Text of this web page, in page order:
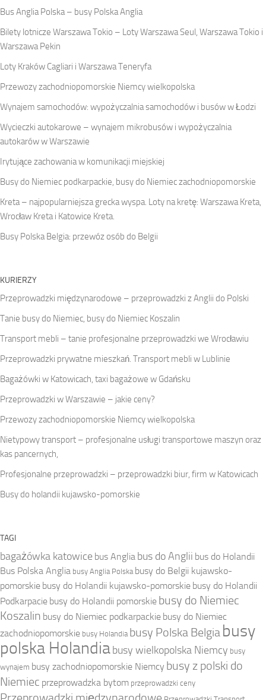
Bus Anglia Polska – busy Polska Anglia
Bilety lotnicze Warszawa Tokio – Loty Warszawa Seul, Warszawa Tokio i
Warszawa Pekin
Loty Kraków Cagliari i Warszawa Teneryfa
Przewozy zachodniopomorskie Niemcy wielkopolska
Wynajem samochodów: wypożyczalnia samochodów i busów w Łodzi
Wycieczki autokarowe – wynajem mikrobusów i wypożyczalnia
autokarów w Warszawie
Irytujące zachowania w komunikacji miejskiej
Busy do Niemiec podkarpackie, busy do Niemiec zachodniopomorskie
Kreta – najpopularniejsza grecka wyspa. Loty na kretę: Warszawa Kreta,
Wrocław Kreta i Katowice Kreta.
Busy Polska Belgia: przewóz osób do Belgii
KURIERZY
Przeprowadzki międzynarodowe – przeprowadzki z Anglii do Polski
Tanie busy do Niemiec, busy do Niemiec Koszalin
Transport mebli – tanie profesjonalne przeprowadzki we Wrocławiu
Przeprowadzki prywatne mieszkań. Transport mebli w Lublinie
Bagażówki w Katowicach, taxi bagażowe w Gdańsku
Przeprowadzki w Warszawie – jakie ceny?
Przewozy zachodniopomorskie Niemcy wielkopolska
Nietypowy transport – profesjonalne usługi transportowe maszyn oraz
kas pancernych,
Profesjonalne przeprowadzki – przeprowadzki biur, firm w Katowicach
Busy do holandii kujawsko-pomorskie
TAGI
bagażówka katowice bus Anglia bus do Anglii bus do Holandii
Bus Polska Anglia busy Anglia Polska busy do Belgii kujawsko-
pomorskie busy do Holandii kujawsko-pomorskie busy do Holandii
Podkarpacie busy do Holandii pomorskie busy do Niemiec
Koszalin busy do Niemiec podkarpackie busy do Niemiec
zachodniopomorskie busy Holandia busy Polska Belgia busy
polska Holandiabusy wielkopolska Niemcy busy
wynajem busy zachodniopomorskie Niemcy busy z polski do
Niemiec przeprowadzka bytom przeprowadzki ceny